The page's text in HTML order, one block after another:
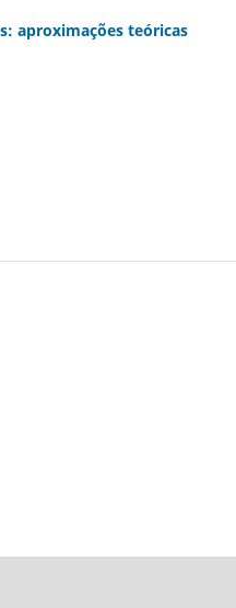
aproximações teóricas